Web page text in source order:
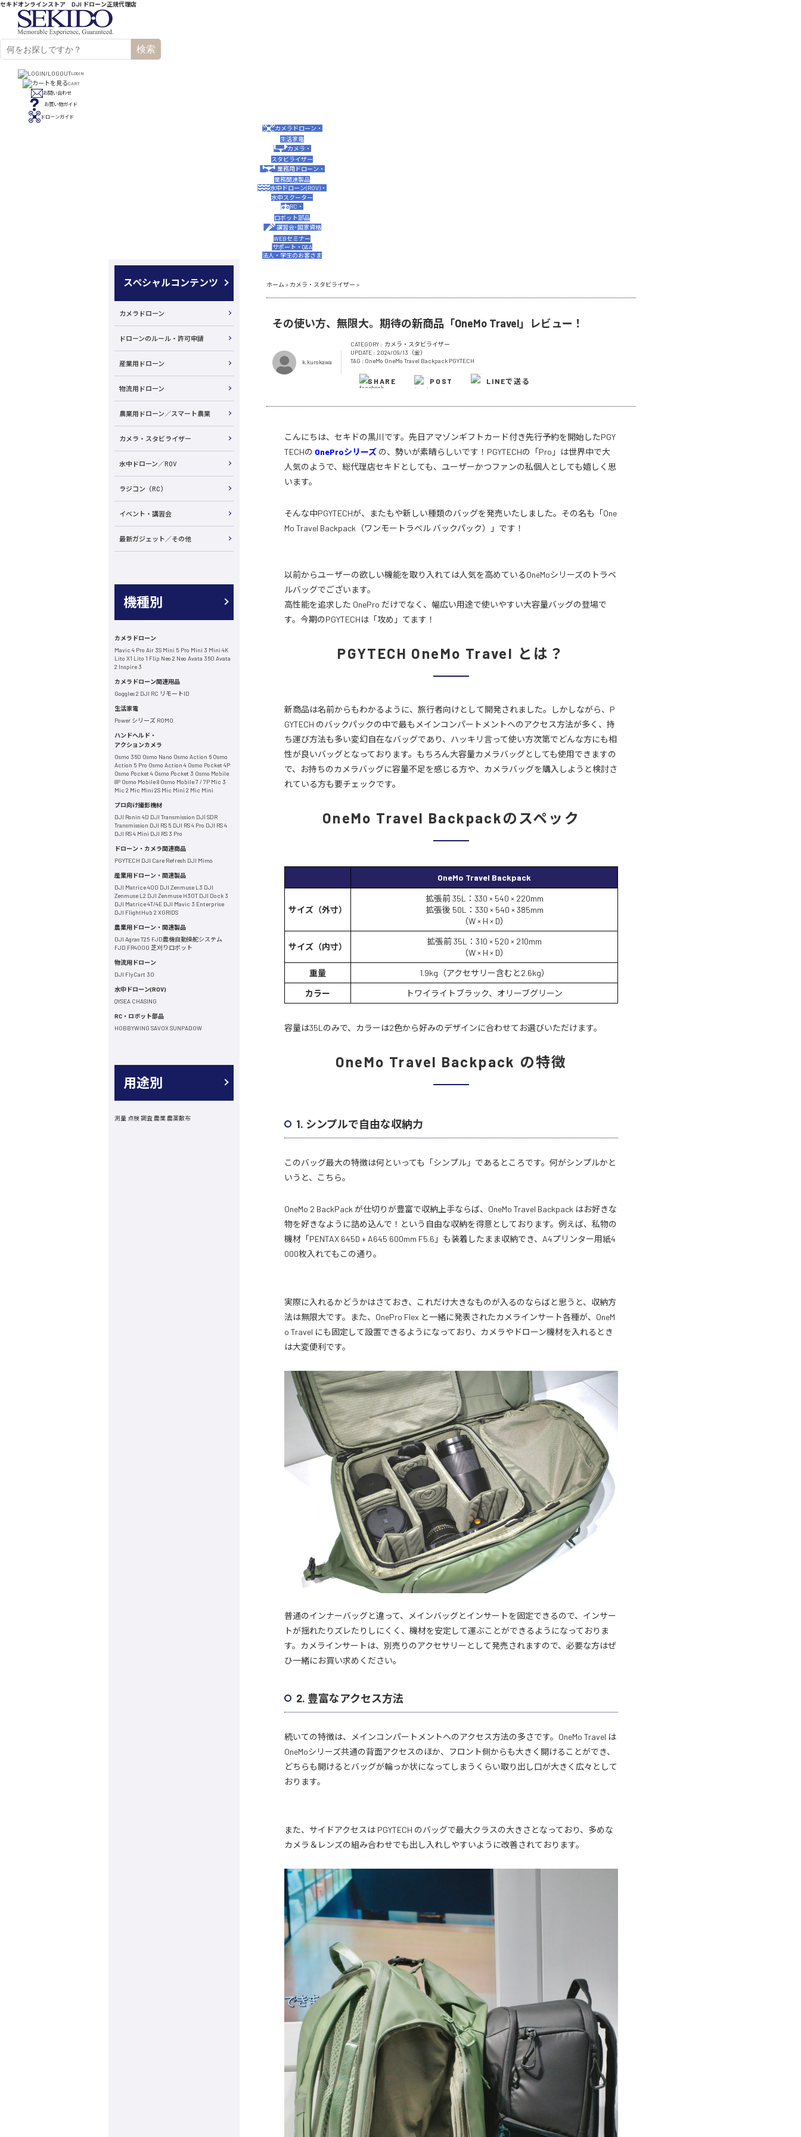
セキドオンラインストア DJI ドローン正規代理店
検索
LOGIN
CART
お問い合わせ
お買い物ガイド
ドローンガイド
カメラドローン・
生活家電
カメラ・
スタビライザー
業務用ドローン・
業務関連製品
水中ドローン(ROV)・
水中スクーター
RC・
ロボット部品
講習会･国家資格
WEBセミナー
サポート・Q&A
法人・学生のお客さま
スペシャルコンテンツ
カメラドローン
ドローンのルール・許可申請
産業用ドローン
物流用ドローン
農業用ドローン／スマート農業
カメラ・スタビライザー
水中ドローン／ROV
ラジコン（RC）
イベント・講習会
最新ガジェット／その他
機種別
カメラドローン
Mavic 4 Pro Air 3S Mini 5 Pro Mini 3 Mini 4K
Lito X1 Lito 1 Flip Neo 2 Neo Avata 360 Avata
2 Inspire 3
カメラドローン関連用品
Goggles 2 DJI RC リモートID
生活家電
Power シリーズ ROMO
ハンドヘルド・
アクションカメラ
Osmo 360 Osmo Nano Osmo Action 6 Osmo
Action 5 Pro Osmo Action 4 Osmo Pocket 4P
Osmo Pocket 4 Osmo Pocket 3 Osmo Mobile
8P Osmo Mobile 8 Osmo Mobile 7 / 7P Mic 3
Mic 2 Mic Mini 2S Mic Mini 2 Mic Mini
プロ向け撮影機材
DJI Ronin 4D DJI Transmission DJI SDR
Transmission DJI RS 5 DJI RS 4 Pro DJI RS 4
DJI RS 4 Mini DJI RS 3 Pro
ドローン・カメラ関連商品
PGYTECH DJI Care Refresh DJI Mimo
産業用ドローン・関連製品
DJI Matrice 400 DJI Zenmuse L3 DJI
Zenmuse L2 DJI Zenmuse H30T DJI Dock 3
DJI Matrice 4T/4E DJI Mavic 3 Enterprise
DJI FlightHub 2 XGRIDS
農業用ドローン・関連製品
DJI Agras T25 FJD農機自動操舵システム
FJD FR4000 芝刈りロボット
物流用ドローン
DJI FlyCart 30
水中ドローン(ROV)
QYSEA CHASING
RC・ロボット部品
HOBBYWING SAVOXSUNPADOW
用途別
測量 点検調査 農業 農薬散布
ホーム > カメラ・スタビライザー >
その使い方、無限大。期待の新商品「OneMo Travel」レビュー！
k.kurokawa
CATEGORY : カメラ・スタビライザー
UPDATE : 2024/09/13（金）
TAG : OneMo OneMo Travel Backpack PGYTECH
SHARE POST LINEで送る
こんにちは、セキドの黒川です。先日アマゾンギフトカード付き先行予約を開始したPGY
TECHの OneProシリーズ の、勢いが素晴らしいです！PGYTECHの「Pro」は世界中で大
人気のようで、総代理店セキドとしても、ユーザーかつファンの私個人としても嬉しく思
います。
そんな中PGYTECHが、またもや新しい種類のバッグを発売いたしました。その名も「One
Mo Travel Backpack（ワンモートラベル バックパック）」です！
以前からユーザーの欲しい機能を取り入れては人気を高めているOneMoシリーズのトラベ
ルバッグでございます。
高性能を追求した OnePro だけでなく、幅広い用途で使いやすい大容量バッグの登場で
す。今期のPGYTECHは「攻め」てます！
PGYTECH OneMo Travel とは？
新商品は名前からもわかるように、旅行者向けとして開発されました。しかしながら、P
GYTECH のバックパックの中で最もメインコンパートメントへのアクセス方法が多く、持
ち運び方法も多い変幻自在なバッグであり、ハッキリ言って使い方次第でどんな方にも相
性が良いバッグとなっております。もちろん大容量カメラバッグとしても使用できますの
で、お持ちのカメラバッグに容量不足を感じる方や、カメラバッグを購入しようと検討さ
れている方も要チェックです。
OneMo Travel Backpackのスペック
OneMo Travel Backpack
サイズ（外寸）
拡張前 35L：330 × 540 × 220mm
拡張後 50L：330 × 540 × 385mm
（W × H × D）
サイズ（内寸）
拡張前 35L：310 × 520 × 210mm
（W × H × D）
重量
1.9kg（アクセサリー含むと2.6kg）
カラー
トワイライトブラック、オリーブグリーン
容量は35Lのみで、カラーは2色から好みのデザインに合わせてお選びいただけます。
OneMo Travel Backpack の特徴
1. シンプルで自由な収納力
このバッグ最大の特徴は何といっても「シンプル」であるところです。何がシンプルかと
いうと、こちら。
OneMo 2 BackPack が仕切りが豊富で収納上手ならば、OneMo Travel Backpack はお好きな
物を好きなように詰め込んで！という自由な収納を得意としております。例えば、私物の
機材「PENTAX 645D + A645 600mm F5.6」も装着したまま収納でき、A4プリンター用紙4
000枚入れてもこの通り。
実際に入れるかどうかはさておき、これだけ大きなものが入るのならばと思うと、収納方
法は無限大です。また、OnePro Flex と一緒に発表されたカメラインサート各種が、OneM
o Travel にも固定して設置できるようになっており、カメラやドローン機材を入れるとき
は大変便利です。
普通のインナーバッグと違って、メインバッグとインサートを固定できるので、インサー
トが揺れたりズレたりしにくく、機材を安定して運ぶことができるようになっておりま
す。カメラインサートは、別売りのアクセサリーとして発売されますので、必要な方はぜ
ひ一緒にお買い求めください。
2. 豊富なアクセス方法
続いての特徴は、メインコンパートメントへのアクセス方法の多さです。OneMo Travel は
OneMoシリーズ共通の背面アクセスのほか、フロント側からも大きく開けることができ、
どちらも開けるとバッグが輪っか状になってしまうくらい取り出し口が大きく広々として
おります。
また、サイドアクセスは PGYTECH のバッグで最大クラスの大きさとなっており、多めな
カメラ＆レンズの組み合わせでも出し入れしやすいように改善されております。